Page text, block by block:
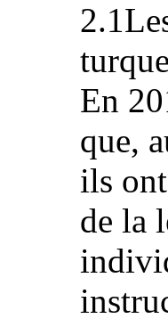
En
que,
ils
de la